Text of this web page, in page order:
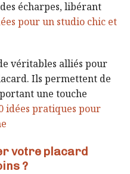
écharpes, libérant
pour un studio chic et
véritables alliés pour
Ils permettent de
une touche
idées pratiques pour
votre placard
?